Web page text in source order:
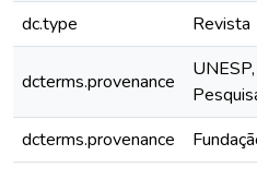
dc.type
Revista
dcterms.provenance
dcterms.provenance